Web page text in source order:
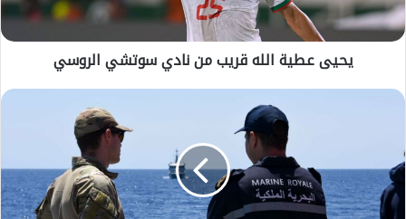
ة
ا
ه
ي
ب
يحيى عطية الله قريب من نادي سوتشي الروسي
ع
ص
ر